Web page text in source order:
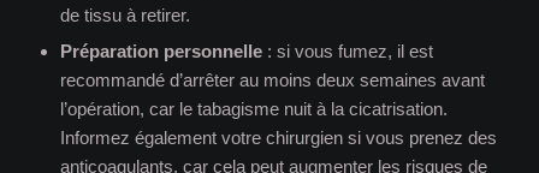
de tissu à retirer.
Préparation personnelle : si vous fumez, il est
recommandé d’arrêter au moins deux semaines avant
l’opération, car le tabagisme nuit à la cicatrisation.
Informez également votre chirurgien si vous prenez des
anticoagulants, car cela peut augmenter les risques de